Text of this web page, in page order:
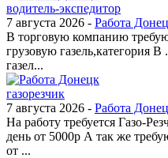
водитель-экспедитор
7 августа 2026 - Работа
В торговую компанию
грузовую газель,категория
газел...
газорезчик
7 августа 2026 - Работа
На работу требуется Газо-
день от 5000р А так же
от ...